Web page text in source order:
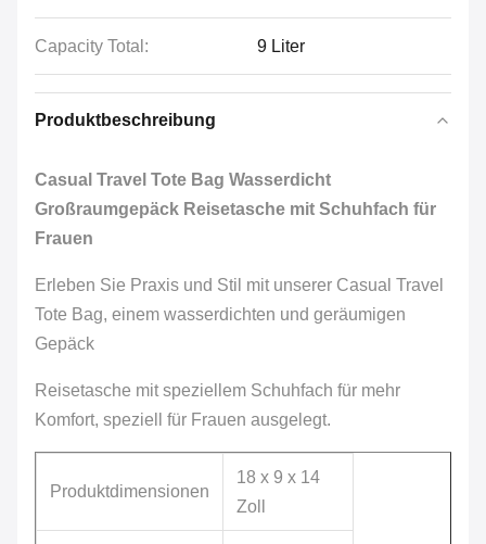
Capacity Total: 9 Liter
Produktbeschreibung
Casual Travel Tote Bag Wasserdicht
Großraumgepäck Reisetasche mit Schuhfach für
Frauen
Erleben Sie Praxis und Stil mit unserer Casual Travel
Tote Bag, einem wasserdichten und geräumigen
Gepäck
Reisetasche mit speziellem Schuhfach für mehr
Komfort, speziell für Frauen ausgelegt.
Produktdimensionen
18 x 9 x 14
Zoll